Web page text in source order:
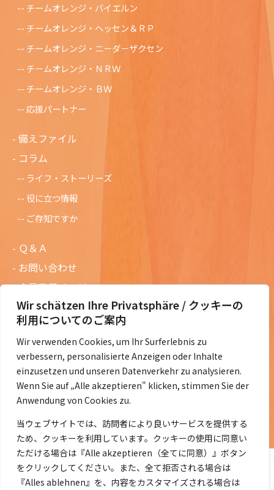
Wir schätzen Ihre Privatsphäre / クッキーの
利用についてのご案内
Wir verwenden Cookies, um Ihr Surferlebnis zu
verbessern, personalisierte Anzeigen oder Inhalte
einzusetzen und unseren Datenverkehr zu analysieren.
Wenn Sie auf „Alle akzeptieren" klicken, stimmen Sie der
Anwendung von Cookies zu.
当ウェブサイトでは、訪問者により良いサービスを提供する
ため、クッキーを利用しています。クッキーの使用に同意い
ただける場合は『Alle akzeptieren（全てに同意）』ボタン
をクリックしてください。また、全て拒否される場合は
『Alles ablehnen』を、内容をカスタマイズされる場合は
チームオレンジ・バイエルン
チームオレンジ・ヘッセン＆ＲＰ
チームオレンジ・ニ－ダ－ザクセン
チ－ムオレンジ・ＮＲＷ
チームオレンジ・ＢＷ
応援パートナー
備えファイル
コラム
ライフ・ストーリーズ
役に立つ情報
ご存知ですか
Ｑ＆Ａ
お問い合わせ
会員専用ページ
ニュースレターバックナンバー
過去の講演資料
総会議事録
定款・会費規定など
コラムの紹介
コラム一覧